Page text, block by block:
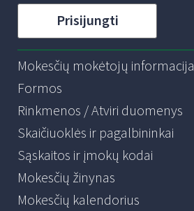
Prisijungti
Mokesčių mokėtojų informacija
Formos
Rinkmenos / Atviri duomenys
Skaičiuoklės ir pagalbininkai
Sąskaitos ir įmokų kodai
Mokesčių žinynas
Mokesčių kalendorius